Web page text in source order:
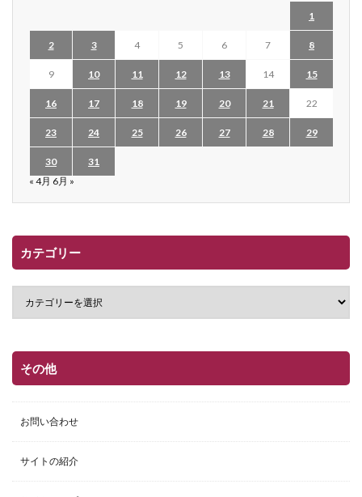
1
2 3 4 5 6 7 8
9 10 11 12 13 14 15
16 17 18 19 20 21 22
23 24 25 26 27 28 29
30
31
« 4月 6月 »
カテゴリー
その他
お問い合わせ
サイトの紹介